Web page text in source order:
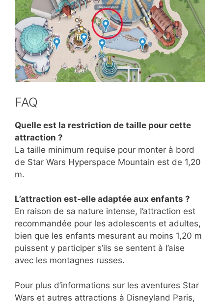
FAQ
Quelle est la restriction de taille pour cette
attraction ?
La taille minimum requise pour monter à bord
de Star Wars Hyperspace Mountain est de 1,20
m.
L’attraction est-elle adaptée aux enfants ?
En raison de sa nature intense, l’attraction est
recommandée pour les adolescents et adultes,
bien que les enfants mesurant au moins 1,20 m
puissent y participer s’ils se sentent à l’aise
avec les montagnes russes.
Pour plus d’informations sur les aventures Star
Wars et autres attractions à Disneyland Paris,